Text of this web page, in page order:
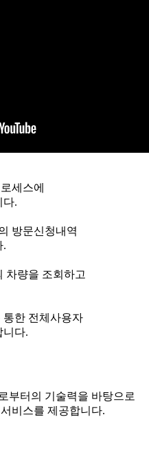
세스에
다.
방문신청내역
.
차량을 조회하고
통한 전체사용자
니다.
부터의 기술력을 바탕으로
비스를 제공합니다.